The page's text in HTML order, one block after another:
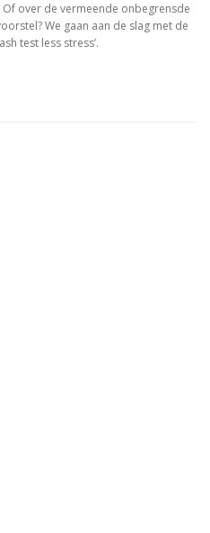
over de vermeende onbegrensde
We gaan aan de slag met de
test less stress’.